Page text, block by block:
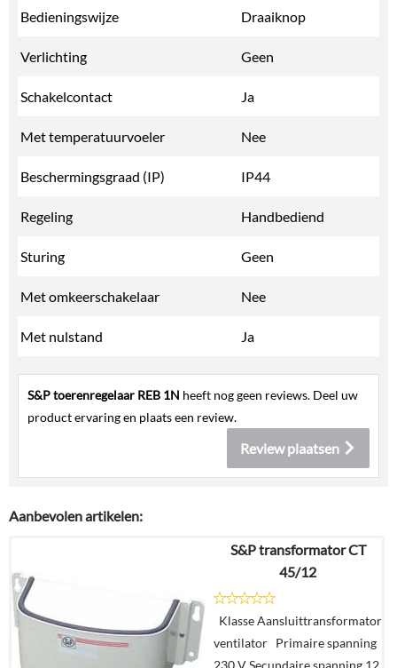
Bedieningswijze Draaiknop
Verlichting Geen
Schakelcontact Ja
Met temperatuurvoeler Nee
Beschermingsgraad (IP) IP44
Regeling Handbediend
Sturing Geen
Met omkeerschakelaar Nee
Met nulstand Ja
S&P toerenregelaar REB 1N heeft nog geen reviews. Deel uw
product ervaring en plaats een review.
Review plaatsen
Aanbevolen artikelen:
S&P transformator CT
45/12
Klasse Aansluittransformator
ventilator Primaire spanning